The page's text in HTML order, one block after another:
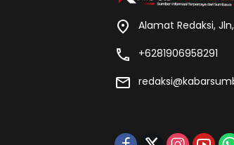
Alamat Redaksi,
+6281906958291